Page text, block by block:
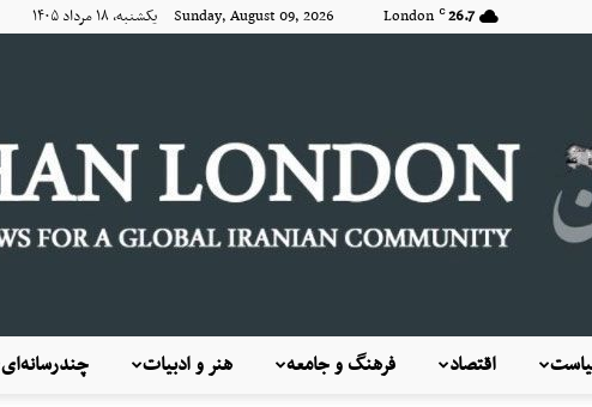
26.7
C
London Sunday, August 09, 2026 یکشنبه, ۱۸ مرداد ۱۴۰۵
چندرسانه‌ای هنر و ادبیات فرهنگ و جامعه اقتصاد